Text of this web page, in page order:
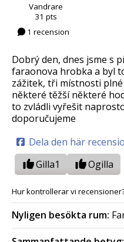
Vandrare
31 pts
1 recension
Dobrý den, dnes jsme s
faraonova hrobka a byl
zážitek, tři místnosti
některé těžší některé
to zvládli vyřešit
doporučujeme
Dela den här
Gilla1 Ogilla
Hur kontrollerar vi
Nyligen besökta rum: